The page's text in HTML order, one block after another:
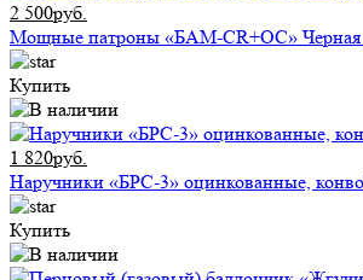
2 500руб.
Мощные патроны «БАМ-CR+ОС» Черная
Купить
1 820руб.
Наручники «БРС-3» оцинкованные,
Купить